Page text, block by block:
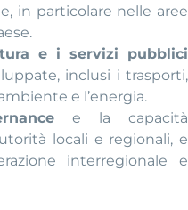
in particolare nelle aree
e i servizi pubblici
inclusi i trasporti,
e l’energia.
e la capacità
locali e regionali, e
interregionale e